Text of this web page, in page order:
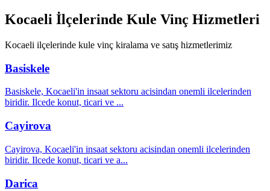
Kocaeli İlçelerinde Kule Vinç Hizmetleri
Kocaeli ilçelerinde kule vinç kiralama ve satış hizmetlerimiz
Basiskele
Basiskele, Kocaeli'in insaat sektoru acisindan onemli ilcelerinden
biridir. Ilcede konut, ticari ve ...
Cayirova
Cayirova, Kocaeli'in insaat sektoru acisindan onemli ilcelerinden
biridir. Ilcede konut, ticari ve a...
Darica